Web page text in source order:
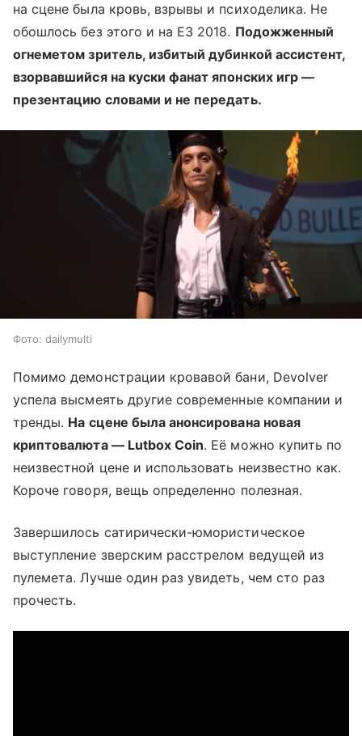
на сцене была кровь, взрывы и психоделика. Не
обошлось без этого и на E3 2018. Подожженный
огнеметом зритель, избитый дубинкой ассистент,
взорвавшийся на куски фанат японских игр —
презентацию словами и не передать.
Фото: dailymulti
Помимо демонстрации кровавой бани, Devolver
успела высмеять другие современные компании и
тренды. На сцене была анонсирована новая
криптовалюта — Lutbox Coin. Её можно купить по
неизвестной цене и использовать неизвестно как.
Короче говоря, вещь определенно полезная.
Завершилось сатирически-юмористическое
выступление зверским расстрелом ведущей из
пулемета. Лучше один раз увидеть, чем сто раз
прочесть.